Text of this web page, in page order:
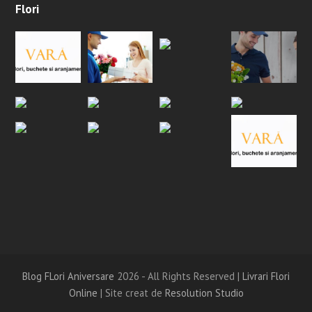
Flori
Blog FLori Aniversare 2026 - All Rights Reserved | Livrari Flori
Online | Site creat de Resolution Studio